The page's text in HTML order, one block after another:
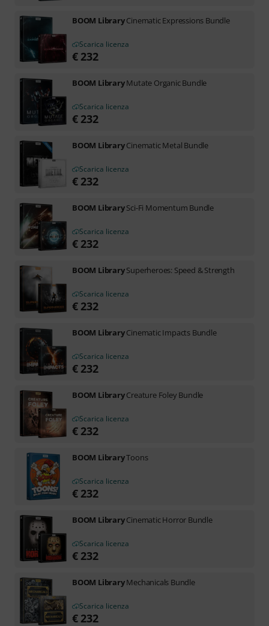
BOOM LibraryCinematic Expressions Bundle
Scarica licenza
€ 232
BOOM LibraryMutate Organic Bundle
Scarica licenza
€ 232
BOOM LibraryCinematic Metal Bundle
Scarica licenza
€ 232
BOOM LibrarySci-Fi Momentum Bundle
Scarica licenza
€ 232
BOOM LibrarySuperheroes: Speed & Strength
Scarica licenza
€ 232
BOOM LibraryCinematic Impacts Bundle
Scarica licenza
€ 232
BOOM LibraryCreature Foley Bundle
Scarica licenza
€ 232
BOOM LibraryToons
Scarica licenza
€ 232
BOOM LibraryCinematic Horror Bundle
Scarica licenza
€ 232
BOOM LibraryMechanicals Bundle
Scarica licenza
€ 232